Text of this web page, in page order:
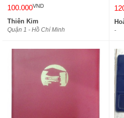
100.000VND
Thiên Kim
Quận 1 - Hồ Chí Minh -